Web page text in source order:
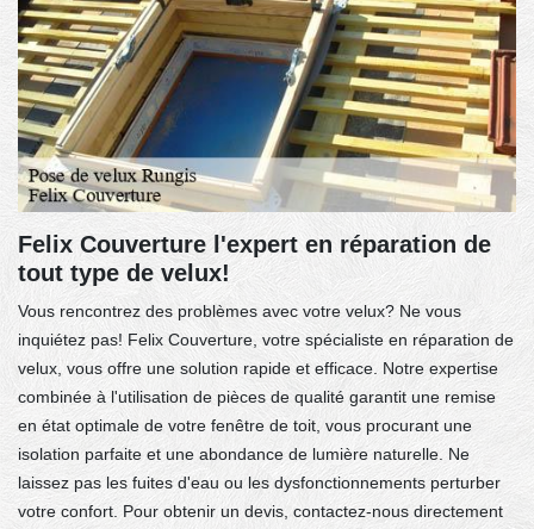
Felix Couverture l'expert en réparation de
tout type de velux!
Vous rencontrez des problèmes avec votre velux? Ne vous
inquiétez pas! Felix Couverture, votre spécialiste en réparation de
velux, vous offre une solution rapide et efficace. Notre expertise
combinée à l'utilisation de pièces de qualité garantit une remise
en état optimale de votre fenêtre de toit, vous procurant une
isolation parfaite et une abondance de lumière naturelle. Ne
laissez pas les fuites d'eau ou les dysfonctionnements perturber
votre confort. Pour obtenir un devis, contactez-nous directement